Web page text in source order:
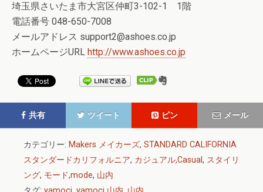
埼玉県さいたま市大宮区仲町3-102-1 1階
電話番号 048-650-7008
メールアドレス support2@ashoes.co.jp
ホームページURL http://www.ashoes.co.jp
共有 ツイート ピン メール
カテゴリー: Makers メイカーズ, STANDARD CALIFORNIA
スタンダードカリフォルニア, カジュアル,Casual, スタイリ
ング, モード,mode, 山内